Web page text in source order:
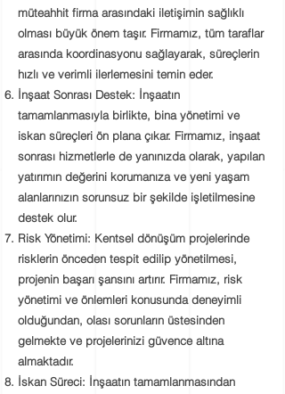
müteahhit firma arasındaki iletişimin sağlıklı
olması büyük önem taşır. Firmamız, tüm taraflar
arasında koordinasyonu sağlayarak, süreçlerin
hızlı ve verimli ilerlemesini temin eder.
İnşaat Sonrası Destek: İnşaatın
tamamlanmasıyla birlikte, bina yönetimi ve
iskan süreçleri ön plana çıkar. Firmamız, inşaat
sonrası hizmetlerle de yanınızda olarak, yapılan
yatırımın değerini korumanıza ve yeni yaşam
alanlarınızın sorunsuz bir şekilde işletilmesine
destek olur.
Risk Yönetimi: Kentsel dönüşüm projelerinde
risklerin önceden tespit edilip yönetilmesi,
projenin başarı şansını artırır. Firmamız, risk
yönetimi ve önlemleri konusunda deneyimli
olduğundan, olası sorunların üstesinden
gelmekte ve projelerinizi güvence altına
almaktadır.
İskan Süreci: İnşaatın tamamlanmasından